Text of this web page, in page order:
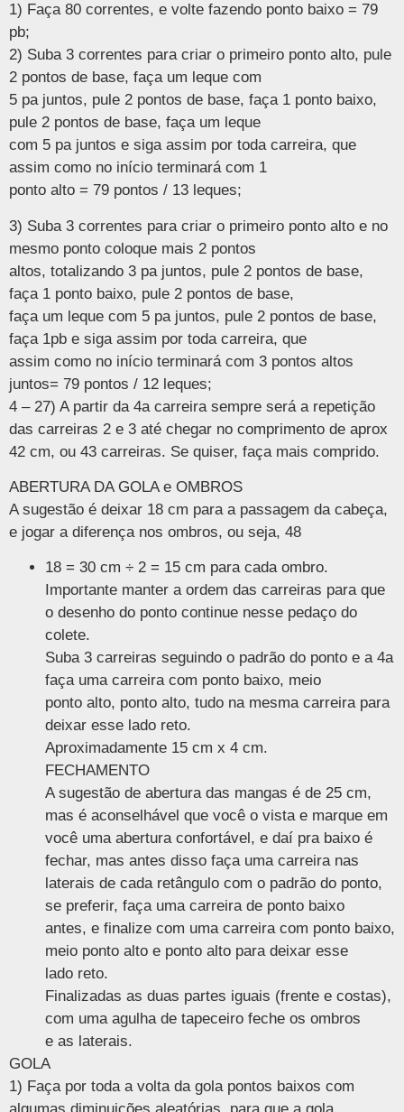
1) Faça 80 correntes, e volte fazendo ponto baixo = 79
pb;
2) Suba 3 correntes para criar o primeiro ponto alto, pule
2 pontos de base, faça um leque com
5 pa juntos, pule 2 pontos de base, faça 1 ponto baixo,
pule 2 pontos de base, faça um leque
com 5 pa juntos e siga assim por toda carreira, que
assim como no início terminará com 1
ponto alto = 79 pontos / 13 leques;
3) Suba 3 correntes para criar o primeiro ponto alto e no
mesmo ponto coloque mais 2 pontos
altos, totalizando 3 pa juntos, pule 2 pontos de base,
faça 1 ponto baixo, pule 2 pontos de base,
faça um leque com 5 pa juntos, pule 2 pontos de base,
faça 1pb e siga assim por toda carreira, que
assim como no início terminará com 3 pontos altos
juntos= 79 pontos / 12 leques;
4 – 27) A partir da 4a carreira sempre será a repetição
das carreiras 2 e 3 até chegar no comprimento de aprox
42 cm, ou 43 carreiras. Se quiser, faça mais comprido.
ABERTURA DA GOLA e OMBROS
A sugestão é deixar 18 cm para a passagem da cabeça,
e jogar a diferença nos ombros, ou seja, 48
18 = 30 cm ÷ 2 = 15 cm para cada ombro.
Importante manter a ordem das carreiras para que
o desenho do ponto continue nesse pedaço do
colete.
Suba 3 carreiras seguindo o padrão do ponto e a 4a
faça uma carreira com ponto baixo, meio
ponto alto, ponto alto, tudo na mesma carreira para
deixar esse lado reto.
Aproximadamente 15 cm x 4 cm.
FECHAMENTO
A sugestão de abertura das mangas é de 25 cm,
mas é aconselhável que você o vista e marque em
você uma abertura confortável, e daí pra baixo é
fechar, mas antes disso faça uma carreira nas
laterais de cada retângulo com o padrão do ponto,
se preferir, faça uma carreira de ponto baixo
antes, e finalize com uma carreira com ponto baixo,
meio ponto alto e ponto alto para deixar esse
lado reto.
Finalizadas as duas partes iguais (frente e costas),
com uma agulha de tapeceiro feche os ombros
e as laterais.
GOLA
1) Faça por toda a volta da gola pontos baixos com